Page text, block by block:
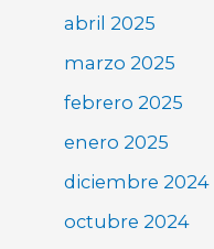
abril 2025
marzo 2025
febrero 2025
enero 2025
diciembre 2024
octubre 2024